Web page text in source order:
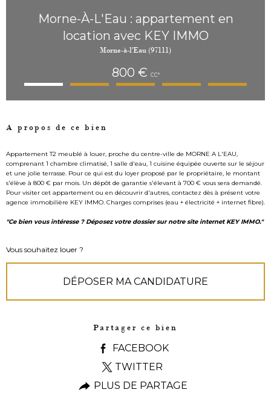
Morne-À-L'Eau : appartement en
location avec KEY IMMO
Morne-à-l'Eau (97111)
800 € CC*
A propos de ce bien
Appartement T2 meublé à louer, proche du centre-ville de MORNE A L'EAU,
comprenant 1 chambre climatisé, 1 salle d'eau, 1 cuisine équipée ouverte sur le séjour
et une jolie terrasse. Pour ce qui est du loyer proposé par le propriétaire, le montant
s'élève à 800 € par mois. Un dépôt de garantie s'élevant à 700 € vous sera demandé.
Pour visiter cet appartement ou en découvrir d'autres, contactez dès à présent votre
agence immobilière KEY IMMO. Charges comprises (eau + électricité + internet fibre).
"Ce bien vous intéresse ? Déposez votre dossier sur notre site internet KEY IMMO."
Vous souhaitez louer ?
DÉPOSER MA CANDIDATURE
Partager ce bien
FACEBOOK
TWITTER
PLUS DE PARTAGE